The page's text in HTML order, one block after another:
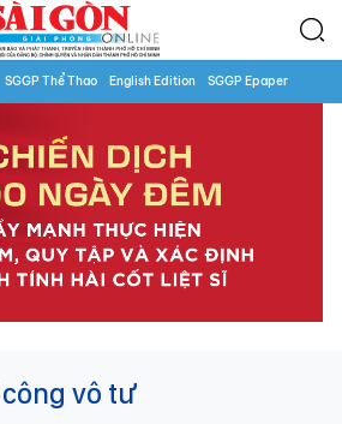
SGGP Thể Thao English Edition SGGP Epaper
vô tư